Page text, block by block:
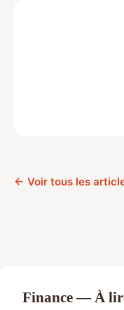
← Voir tous les
Finance — À